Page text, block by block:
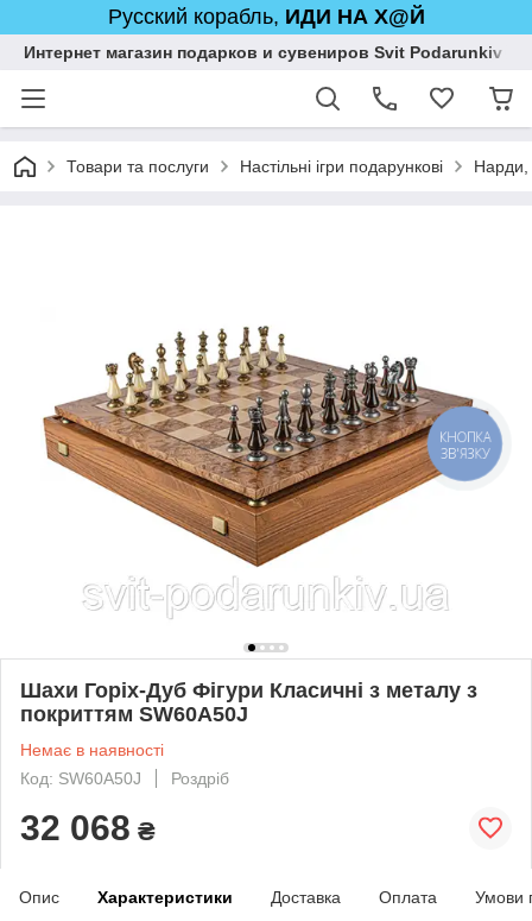
Русский корабль, ИДИ НА Х@Й
Интернет магазин подарков и сувениров Svit Podarunkiv
Товари та послуги Настільні ігри подарункові
Шахи Горіх-Дуб Фігури Класичні з металу з
покриттям SW60A50J
Немає в наявності
Код: SW60A50J
Роздріб
32 068 ₴
Опис Характеристики Доставка Оплата Умови
КНОПКА
ЗВ'ЯЗКУ